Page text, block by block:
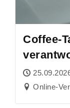
Coffee-
Online-